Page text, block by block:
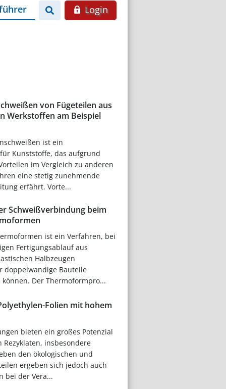
Login
von Fügeteilen aus
Werkstoffen am Beispiel
ist ein
Kunststoffe, das aufgrund
im Vergleich zu anderen
eine stetig zunehmende
erfährt. Vorte...
Schweißverbindung beim
ist ein Verfahren, bei
Fertigungsablauf aus
Halbzeugen
doppelwandige Bauteile
Der Thermoformpro...
Folien mit hohem
bieten ein großes Potenzial
Rezyklaten, insbesondere
den ökologischen und
ergeben sich jedoch auch
bei der Vera...